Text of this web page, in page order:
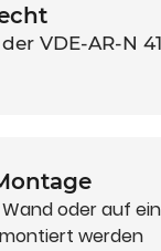
VDE-AR-N
oder auf
werden